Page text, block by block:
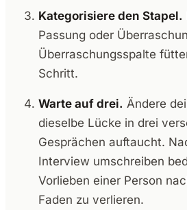
Kategorisiere den Stapel.
Passung oder
Überraschungsspalte
Schritt.
Warte auf drei. Ändere
dieselbe Lücke in drei
Gesprächen auftaucht.
Interview umschreiben
Vorlieben einer Person
Faden zu verlieren.